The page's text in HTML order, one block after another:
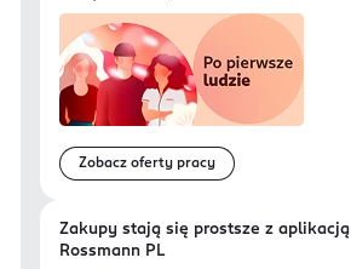
Zobacz oferty pracy
Zakupy stają się prostsze z aplikacją
Rossmann PL